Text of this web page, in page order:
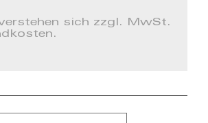
sich zzgl. MwSt.